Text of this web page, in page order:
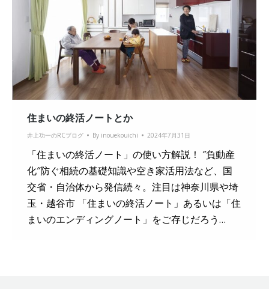
住まいの終活ノートとか
井上功一のRCブログ By inouekouichi 2024年7月31日
「住まいの終活ノート」の使い方解説！ ″負動産
化″防ぐ相続の基礎知識や空き家活用法など、国
交省・自治体から発信続々。注目は神奈川県や埼
玉・越谷市 「住まいの終活ノート」あるいは「住
まいのエンディングノート」をご存じだろう…